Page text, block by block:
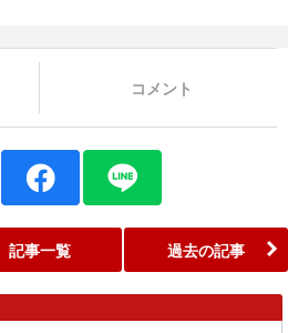
コメント
記事一覧 過去の記事